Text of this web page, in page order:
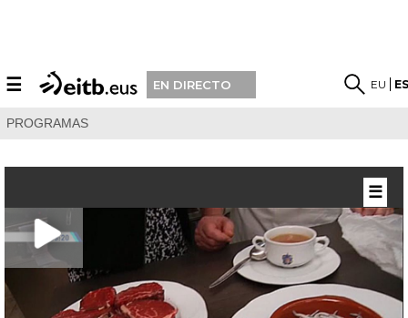
☰ EN DIRECTO EU
PROGRAMAS
☰